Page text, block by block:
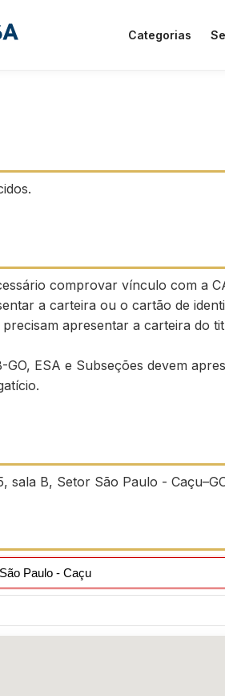
Categorias
comprovar vínculo com a
a carteira ou o cartão de
apresentar a carteira do
ESA e Subseções devem
sala B, Setor São Paulo -
Paulo - Caçu